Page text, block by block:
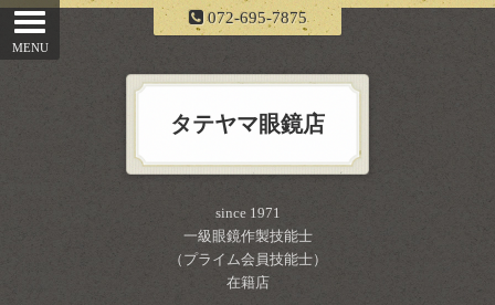
072-695-7875
タテヤマ眼鏡店
since 1971
一級眼鏡作製技能士
（プライム会員技能士）
在籍店